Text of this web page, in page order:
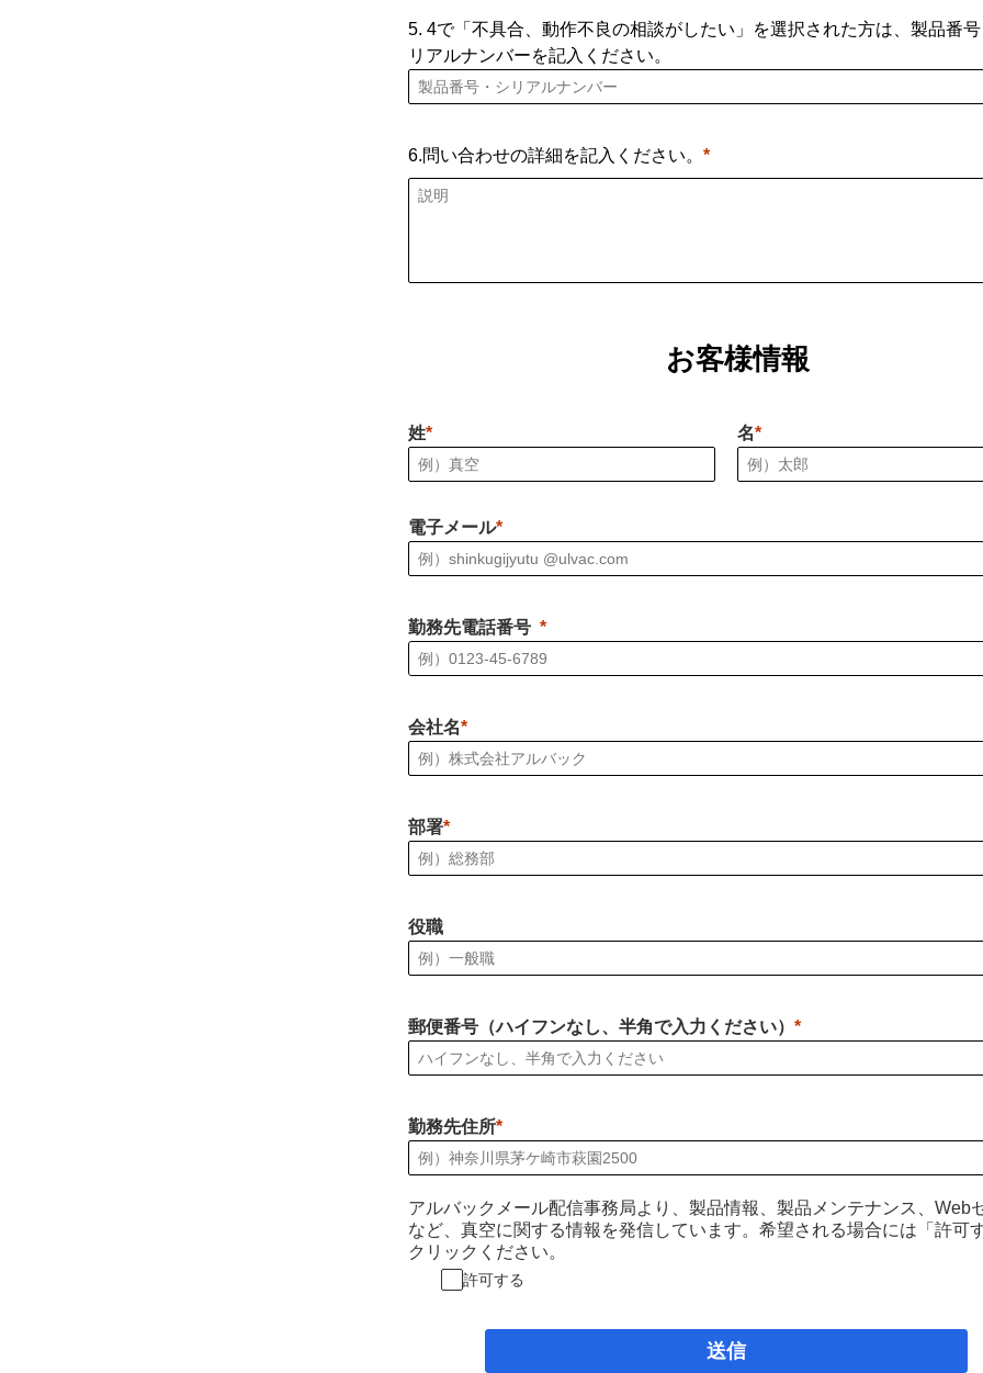
5. 4で「不具合、動作不良の相談がしたい」を選択された方は、製品番
リアルナンバーを記入ください。
6.問い合わせの詳細を記入ください。
お客様情報
姓 名
電子メール
勤務先電話番号
会社名
部署
役職
郵便番号（ハイフンなし、半角で入力ください）
勤務先住所
アルバックメール配信事務局より、製品情報、製品メンテナンス、Web
など、真空に関する情報を発信しています。希望される場合には「許可
クリックください。
許可する
送信